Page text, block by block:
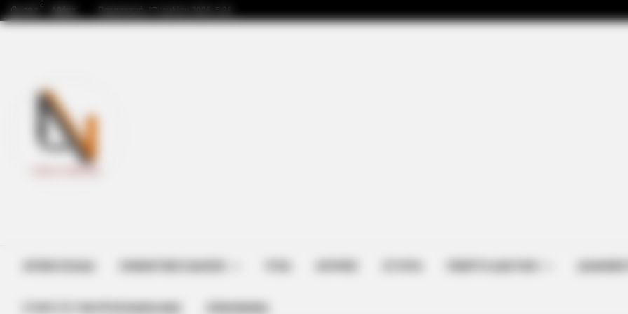
C
Common Habit. Do You Do It?
Singles